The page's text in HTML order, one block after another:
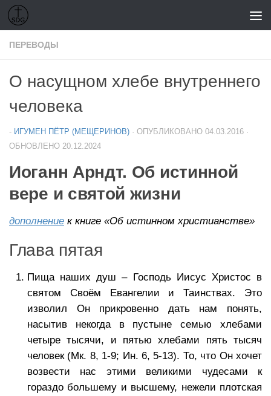
Перейти к содержимому
ПЕРЕВОДЫ
О насущном хлебе внутреннего
человека
- ИГУМЕН ПЁТР (МЕЩЕРИНОВ) · ОПУБЛИКОВАНО 04.03.2016 ·
ОБНОВЛЕНО 20.12.2024
Иоганн Арндт. Об истинной
вере и святой жизни
дополнение к книге «Об истинном христианстве»
Глава пятая
Пища наших душ – Господь Иисус Христос в
святом Своём Евангелии и Таинствах. Это
изволил Он прикровенно дать нам понять,
насытив некогда в пустыне семью хлебами
четыре тысячи, и пятью хлебами пять тысяч
человек (Мк. 8, 1-9; Ин. 6, 5-13). То, что Он хочет
возвести нас этими великими чудесами к
гораздо большему и высшему, нежели плотская